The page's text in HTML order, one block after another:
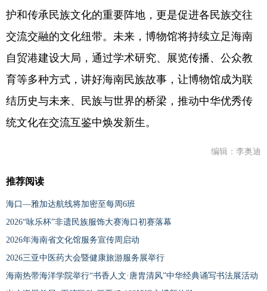
护和传承民族文化的重要阵地，更是促进各民族交往
交流交融的文化纽带。未来，博物馆将持续立足海南
自贸港建设大局，通过学术研究、展览传播、公众教
育等多种方式，讲好海南民族故事，让博物馆成为联
结历史与未来、民族与世界的桥梁，推动中华优秀传
统文化在交流互鉴中焕发新生。
编辑：李奥迪
推荐阅读
海口—雅加达航线将加密至每周6班
2026“咏乐杯”非遗民族服饰大赛海口初赛落幕
2026年海南省文化馆服务宣传周启动
2026三亚中医药大会暨健康旅游服务展举行
海南热带海洋学院举行“书香人文·唐胄清风”中华经典诵写书法展活动